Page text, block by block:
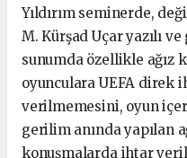
Yıldırım seminerde,
M. Kürşad Uçar yazılı
sunumda özellikle ağız
oyunculara UEFA direk
verilmemesini, oyun
gerilim anında yapılan
konuşmalarda ihtar